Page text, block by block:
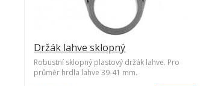
Držák lahve sklopný
Robustní sklopný plastový držák lahve. Pro
průměr hrdla lahve 39-41 mm.